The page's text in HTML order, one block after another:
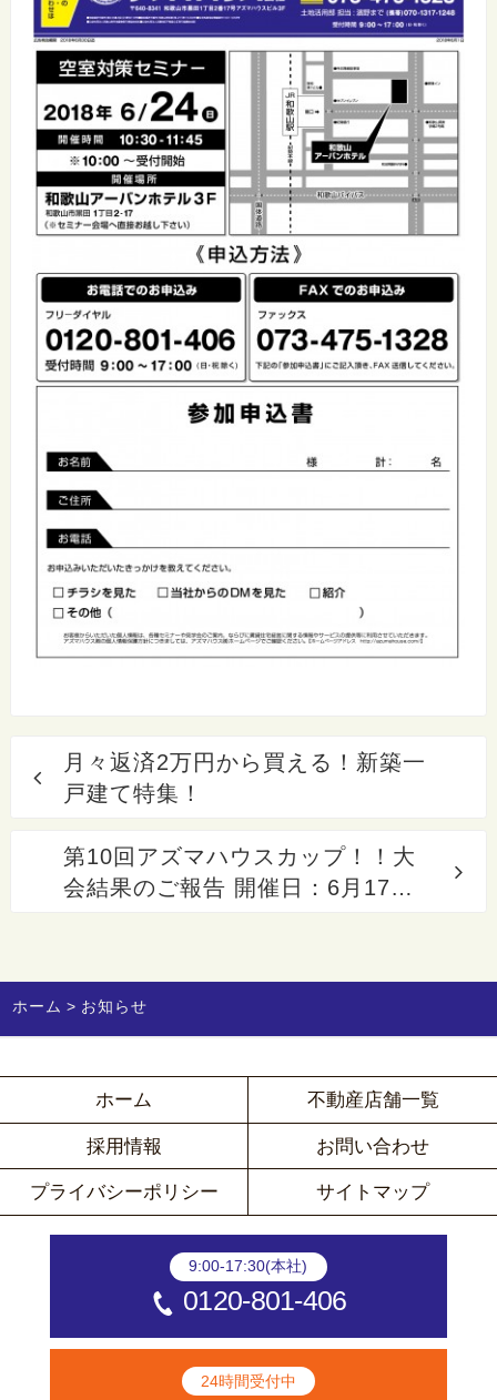
月々返済2万円から買える！新築一
戸建て特集！
第10回アズマハウスカップ！！大
会結果のご報告 開催日：6月17日
ホーム お知らせ
ホーム 不動産店舗一覧
採用情報 お問い合わせ
プライバシーポリシー サイトマップ
9:00-17:30(本社)
0120-801-406
24時間受付中